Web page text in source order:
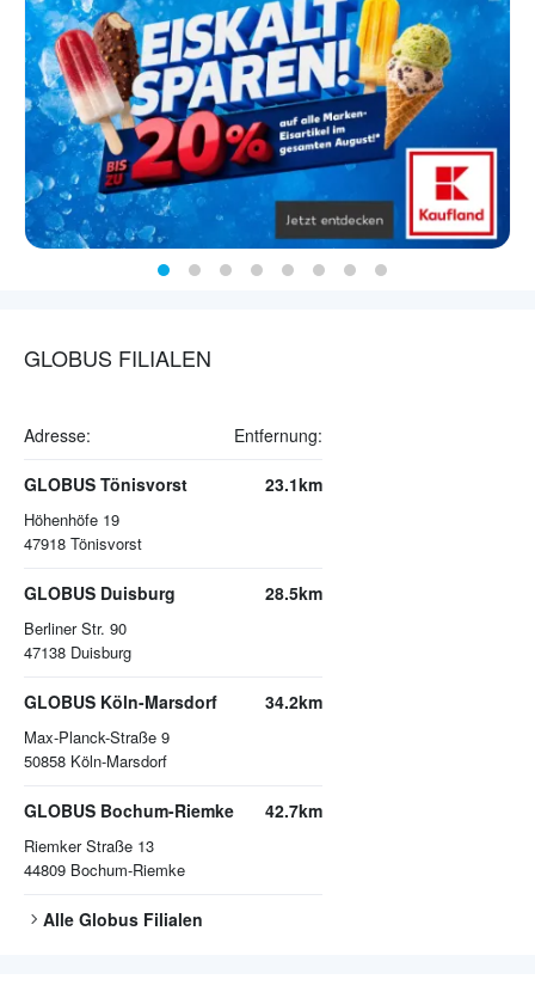
GLOBUS FILIALEN
Adresse: Entfernung:
GLOBUS Tönisvorst
Höhenhöfe 19
47918 Tönisvorst
23.1km
GLOBUS Duisburg
Berliner Str. 90
47138 Duisburg
28.5km
GLOBUS Köln-Marsdorf
Max-Planck-Straße 9
50858 Köln-Marsdorf
34.2km
GLOBUS Bochum-Riemke
Riemker Straße 13
44809 Bochum-Riemke
42.7km
Alle Globus Filialen